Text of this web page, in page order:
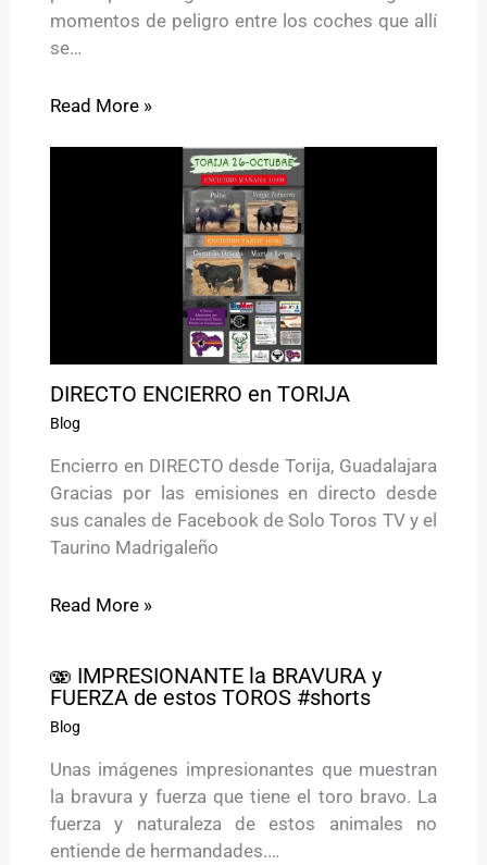
momentos de peligro entre los coches que allí
se…
Read More »
DIRECTO ENCIERRO en TORIJA
Blog
Encierro en DIRECTO desde Torija, Guadalajara
Gracias por las emisiones en directo desde
sus canales de Facebook de Solo Toros TV y el
Taurino Madrigaleño
Read More »
🫨 IMPRESIONANTE la BRAVURA y
FUERZA de estos TOROS #shorts
Blog
Unas imágenes impresionantes que muestran
la bravura y fuerza que tiene el toro bravo. La
fuerza y naturaleza de estos animales no
entiende de hermandades.…